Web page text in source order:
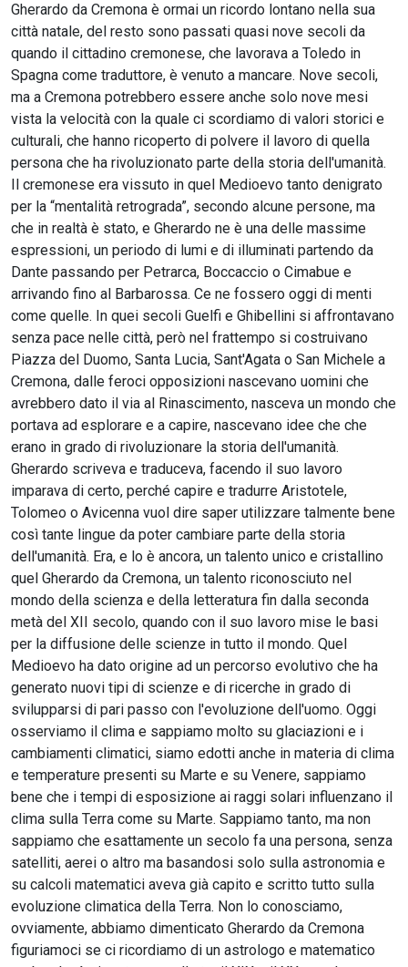
Gherardo da Cremona è ormai un ricordo lontano nella sua
città natale, del resto sono passati quasi nove secoli da
quando il cittadino cremonese, che lavorava a Toledo in
Spagna come traduttore, è venuto a mancare. Nove secoli,
ma a Cremona potrebbero essere anche solo nove mesi
vista la velocità con la quale ci scordiamo di valori storici e
culturali, che hanno ricoperto di polvere il lavoro di quella
persona che ha rivoluzionato parte della storia dell'umanità.
Il cremonese era vissuto in quel Medioevo tanto denigrato
per la “mentalità retrograda”, secondo alcune persone, ma
che in realtà è stato, e Gherardo ne è una delle massime
espressioni, un periodo di lumi e di illuminati partendo da
Dante passando per Petrarca, Boccaccio o Cimabue e
arrivando fino al Barbarossa. Ce ne fossero oggi di menti
come quelle. In quei secoli Guelfi e Ghibellini si affrontavano
senza pace nelle città, però nel frattempo si costruivano
Piazza del Duomo, Santa Lucia, Sant'Agata o San Michele a
Cremona, dalle feroci opposizioni nascevano uomini che
avrebbero dato il via al Rinascimento, nasceva un mondo che
portava ad esplorare e a capire, nascevano idee che che
erano in grado di rivoluzionare la storia dell'umanità.
Gherardo scriveva e traduceva, facendo il suo lavoro
imparava di certo, perché capire e tradurre Aristotele,
Tolomeo o Avicenna vuol dire saper utilizzare talmente bene
così tante lingue da poter cambiare parte della storia
dell'umanità. Era, e lo è ancora, un talento unico e cristallino
quel Gherardo da Cremona, un talento riconosciuto nel
mondo della scienza e della letteratura fin dalla seconda
metà del XII secolo, quando con il suo lavoro mise le basi
per la diffusione delle scienze in tutto il mondo. Quel
Medioevo ha dato origine ad un percorso evolutivo che ha
generato nuovi tipi di scienze e di ricerche in grado di
svilupparsi di pari passo con l'evoluzione dell'uomo. Oggi
osserviamo il clima e sappiamo molto su glaciazioni e i
cambiamenti climatici, siamo edotti anche in materia di clima
e temperature presenti su Marte e su Venere, sappiamo
bene che i tempi di esposizione ai raggi solari influenzano il
clima sulla Terra come su Marte. Sappiamo tanto, ma non
sappiamo che esattamente un secolo fa una persona, senza
satelliti, aerei o altro ma basandosi solo sulla astronomia e
su calcoli matematici aveva già capito e scritto tutto sulla
evoluzione climatica della Terra. Non lo conosciamo,
ovviamente, abbiamo dimenticato Gherardo da Cremona
figuriamoci se ci ricordiamo di un astrologo e matematico